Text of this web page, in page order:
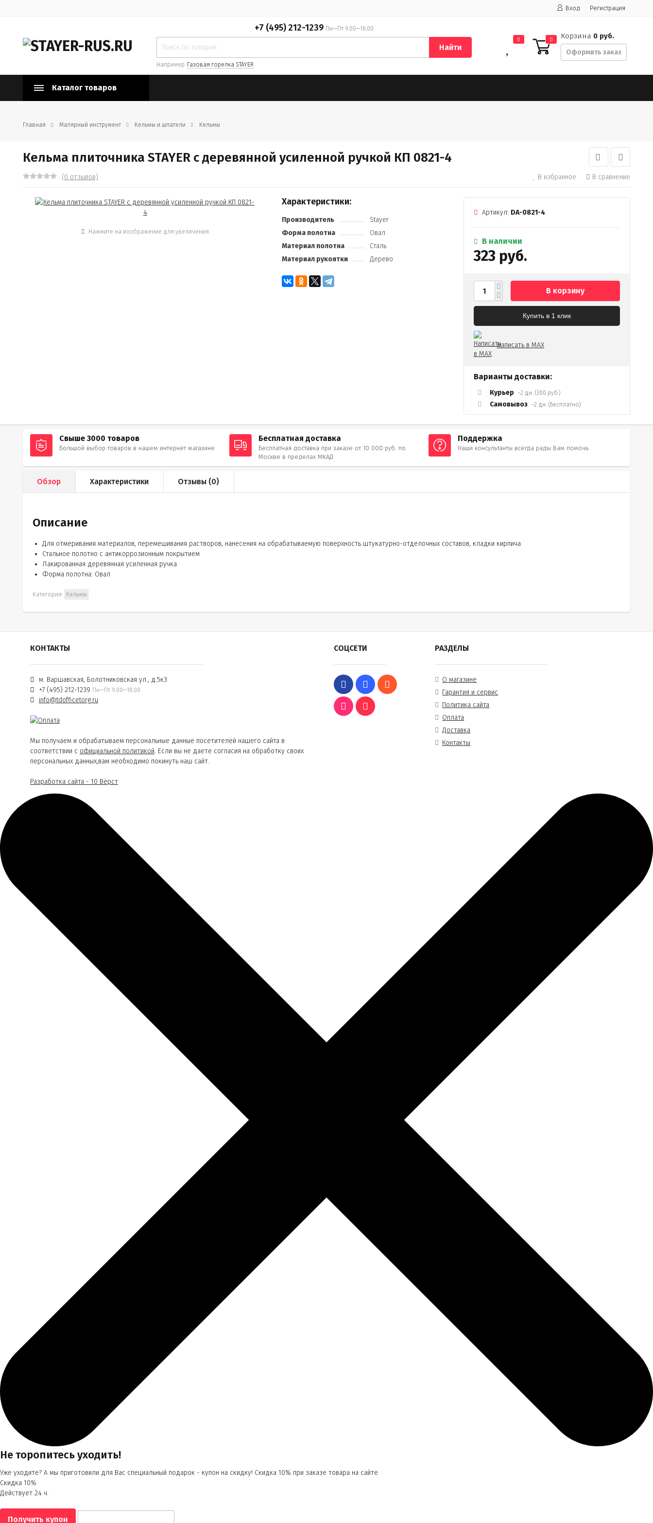
Вход Регистрация
+7 (495) 212-1239 Пн—Пт 9:00—18:00
Найти
Например: Газовая горелка STAYER
0 0 Корзина 0 руб.
Оформить заказ
Каталог товаров
Главная Малярный инструмент Кельмы и шпатели Кельмы
Кельма плиточника STAYER с деревянной усиленной ручкой КП 0821-4
(0 отзывов) В избранное В сравнение
Нажмите на изображение для увеличения
Характеристики:
Производитель
Stayer
Форма полотна
Овал
Материал полотна
Сталь
Материал рукоятки
Дерево
Артикул: DA-0821-4
В наличии
323 руб.
В корзину
Купить в 1 клик
Написать в MAX
Варианты доставки:
Курьер ~2 дн. (300 руб.)
Самовывоз ~2 дн. (Бесплатно)
Свыше 3000 товаров
Большой выбор товаров в нашем интернет магазине
Бесплатная доставка
Бесплатная доставка при заказе от 10 000 руб. по
Москве в пределах МКАД
Поддержка
Наши консультанты всегда рады Вам помочь
Обзор Характеристики Отзывы (0)
Описание
Для отмеривания материалов, перемешивания растворов, нанесения на обрабатываемую поверхность штукатурно-отделочных составов, кладки кирпича
Стальное полотно с антикоррозионным покрытием
Лакированная деревянная усиленная ручка
Форма полотна: Овал
Категория: Кельмы
КОНТАКТЫ
м. Варшавская, Болотниковская ул., д.5к3
+7 (495) 212-1239 Пн—Пт 9:00—18:00
info@tdofficetorg.ru
Мы получаем и обрабатываем персональные данные посетителей нашего сайта в
соответствии с официальной политикой. Если вы не даете согласия на обработку своих
персональных данных,вам необходимо покинуть наш сайт.
Разработка сайта - 10 Вёрст
СОЦСЕТИ РАЗДЕЛЫ
О магазине
Гарантия и сервис
Политика сайта
Оплата
Доставка
Контакты
Не торопитесь уходить!
Уже уходите? А мы приготовили для Вас специальный подарок - купон на скидку! Скидка 10% при заказе товара на сайте
Скидка 10%
Действует 24 ч.